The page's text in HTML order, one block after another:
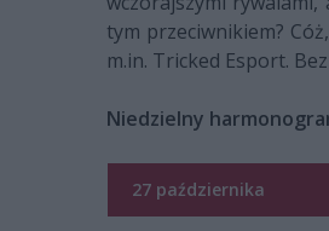
tym przeciwnikiem?
m.in. Tricked Esport.
Niedzielny
27 października